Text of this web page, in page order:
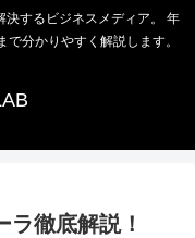
決するビジネスメディア。 年
分かりやすく解説します。
徹底解説！